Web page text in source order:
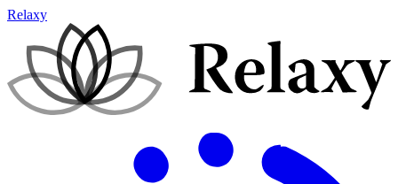
Relaxy